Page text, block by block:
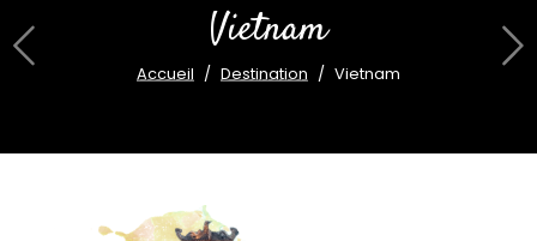
Vietnam
Accueil Destination Vietnam
Previous